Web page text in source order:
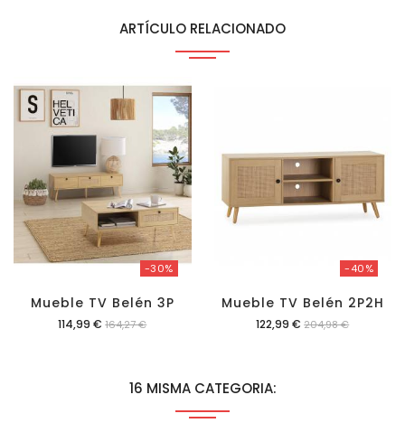
ARTÍCULO RELACIONADO
-30%
Mueble TV Belén 3P
Precio
114,99 € 164,27 €
-40%
Mueble TV Belén 2P2H
Precio
122,99 € 204,98 €
16 MISMA CATEGORIA: